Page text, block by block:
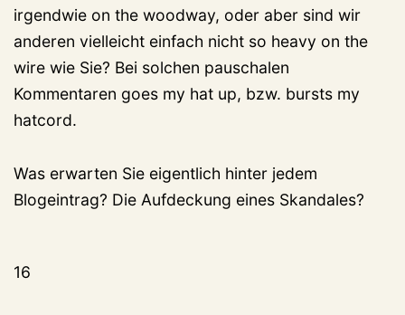
irgendwie on the woodway, oder aber sind wir
anderen vielleicht einfach nicht so heavy on the
wire wie Sie? Bei solchen pauschalen
Kommentaren goes my hat up, bzw. bursts my
hatcord.
Was erwarten Sie eigentlich hinter jedem
Blogeintrag? Die Aufdeckung eines Skandales?
16